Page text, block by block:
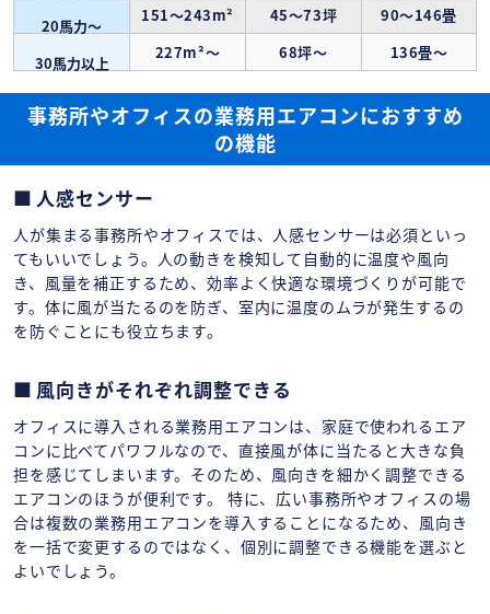
20馬力〜
151～243m² 45～73坪 90～146畳
30馬力以上
227m²〜 68坪〜 136畳〜
事務所やオフィスの業務用エアコンにおすすめ
の機能
人感センサー
人が集まる事務所やオフィスでは、人感センサーは必須といっ
てもいいでしょう。人の動きを検知して自動的に温度や風向
き、風量を補正するため、効率よく快適な環境づくりが可能で
す。体に風が当たるのを防ぎ、室内に温度のムラが発生するの
を防ぐことにも役立ちます。
風向きがそれぞれ調整できる
オフィスに導入される業務用エアコンは、家庭で使われるエア
コンに比べてパワフルなので、直接風が体に当たると大きな負
担を感じてしまいます。そのため、風向きを細かく調整できる
エアコンのほうが便利です。 特に、広い事務所やオフィスの場
合は複数の業務用エアコンを導入することになるため、風向き
を一括で変更するのではなく、個別に調整できる機能を選ぶと
よいでしょう。